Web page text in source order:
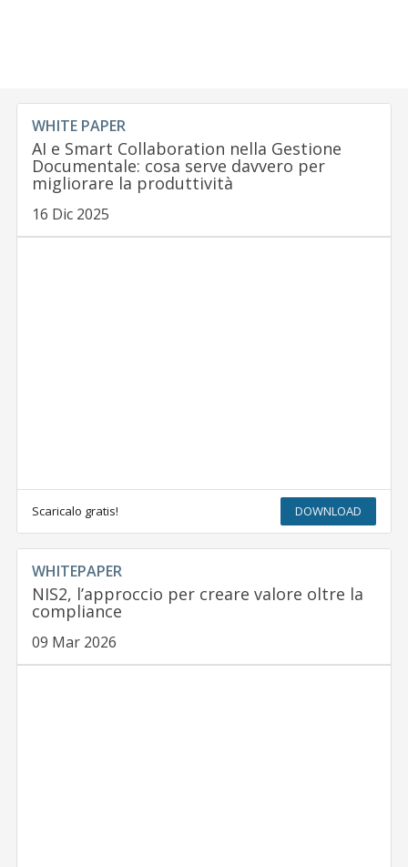
WHITE PAPER
AI e Smart Collaboration nella Gestione
Documentale: cosa serve davvero per
migliorare la produttività
16 Dic 2025
Scaricalo gratis! DOWNLOAD
WHITEPAPER
NIS2, l’approccio per creare valore oltre la
compliance
09 Mar 2026